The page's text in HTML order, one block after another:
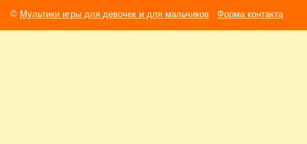
© Мультики игры для девочек и для мальчиков Форма контакта